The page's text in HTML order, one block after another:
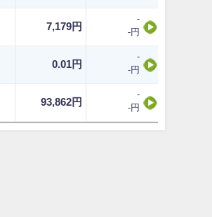
7,179円
-
-円
0.01円
-
-円
93,862円
-
-円